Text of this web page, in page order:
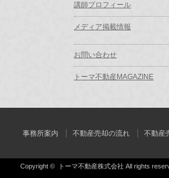
講師プロフィール
メディア掲載情報
お問い合わせ
トーマ不動産MAGAZINE
事務所案内 不動産売却の流れ 不動産
Copyright © トーマ不動産株式会社 All rights